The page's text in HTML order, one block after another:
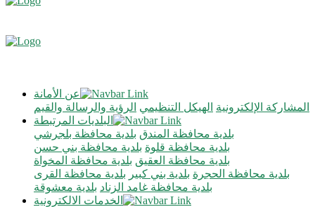
عن الأمانة
الرؤية والرسالة والقيم الهيكل التنظيمي المشاركة الإلكترونية
البلديات المرتبطة
بلدية محافظة بلجرشي بلدية محافظة المندق
بلدية محافظة بني حسن بلدية محافظة قلوة
بلدية محافظة المخواة بلدية محافظة العقيق
بلدية محافظة القرى بلدية بني كبير بلدية محافظة الحجرة
بلدية معشوقة بلدية محافظة غامد الزناد
الخدمات الالكترونية